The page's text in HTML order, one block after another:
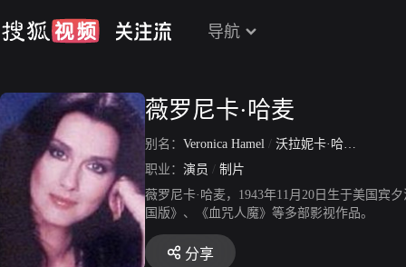
导航
薇罗尼卡·哈麦
别名： Veronica Hamel / 沃拉妮卡·哈纳尔
职业： 演员 / 制片
薇罗尼卡·哈麦，1943年11月20日生于美国宾
国版》、《血咒人魔》等多部影视作品。
分享